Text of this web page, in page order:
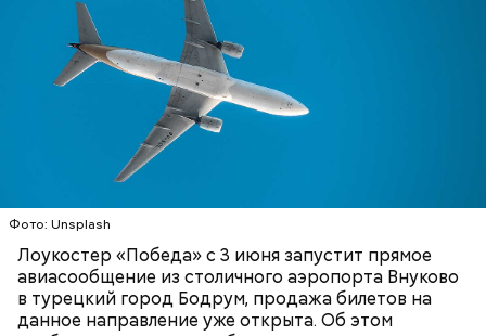
Фото: Unsplash
Лоукостер «Победа» с 3 июня запустит прямое
авиасообщение из столичного аэропорта Внуково
в турецкий город Бодрум, продажа билетов на
данное направление уже открыта. Об этом
Московский зоопарк
— Не люблю, когда велосипеды где ни попадя
оставляют. Иногда пытаешься зайти в метро, а у
входа велосипед. И ты просишь: мол, уберите —
там же ведь специальные подставки есть для